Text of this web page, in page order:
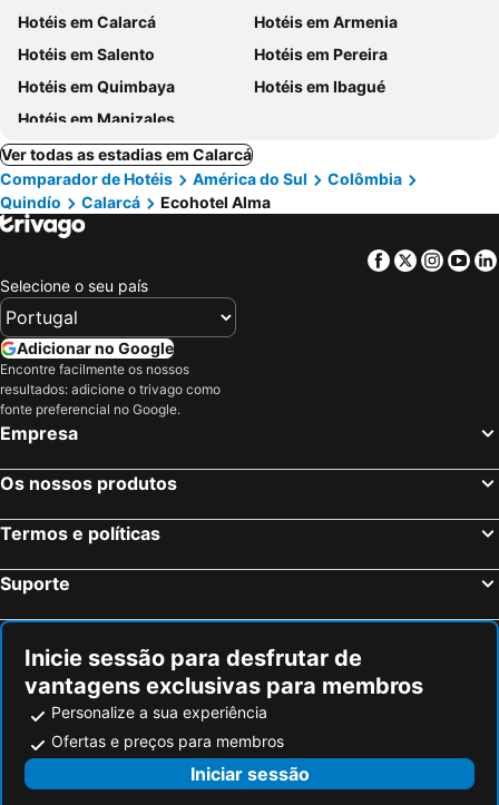
Hotéis em Calarcá
Hotéis em Armenia
Hotéis em Salento
Hotéis em Pereira
Hotéis em Quimbaya
Hotéis em Ibagué
Hotéis em Manizales
Ver todas as estadias em Calarcá
Comparador de Hotéis
América do Sul
Colômbia
Quindío
Calarcá Ecohotel Alma
Facebook
Twitter
Selecione o seu país
Adicionar no Google
Encontre facilmente os nossos
resultados: adicione o trivago como
fonte preferencial no Google.
Empresa
Os nossos produtos
Termos e políticas
Suporte
Inicie sessão para desfrutar de
vantagens exclusivas para membros
Personalize a sua experiência
Ofertas e preços para membros
Iniciar sessão